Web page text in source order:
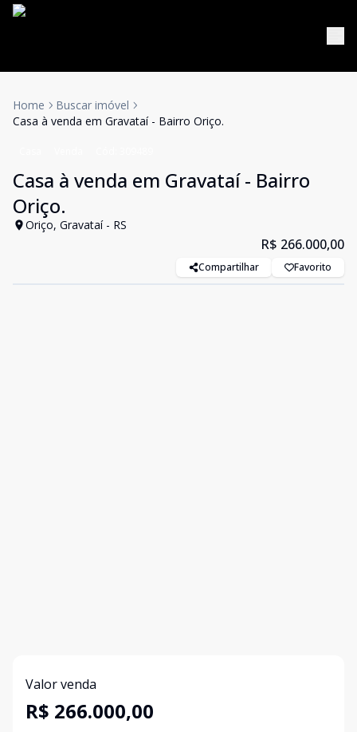
Home
Buscar imóvel
Casa à venda em Gravataí - Bairro Oriço.
Casa à venda em Gravataí - Bairro
Oriço.
Oriço, Gravataí - RS
R$ 266.000,00
Compartilhar Favorito
Valor venda
R$ 266.000,00